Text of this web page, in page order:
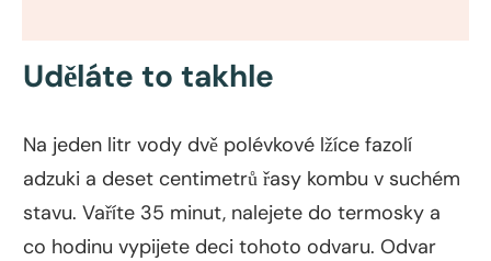
Uděláte to takhle
Na jeden litr vody dvě polévkové lžíce fazolí
adzuki a deset centimetrů řasy kombu v suchém
stavu. Vaříte 35 minut, nalejete do termosky a
co hodinu vypijete deci tohoto odvaru. Odvar